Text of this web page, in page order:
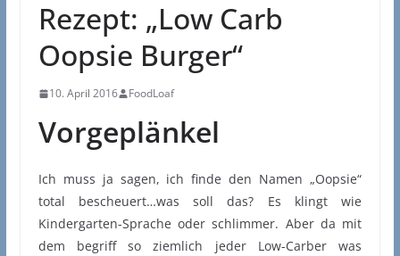
Rezept: „Low Carb
Oopsie Burger“
10. April 2016 FoodLoaf
Vorgeplänkel
Ich muss ja sagen, ich finde den Namen „Oopsie“
total bescheuert…was soll das? Es klingt wie
Kindergarten-Sprache oder schlimmer. Aber da mit
dem begriff so ziemlich jeder Low-Carber was